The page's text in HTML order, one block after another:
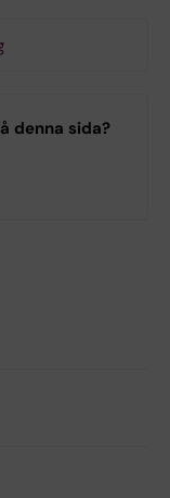
denna sida?